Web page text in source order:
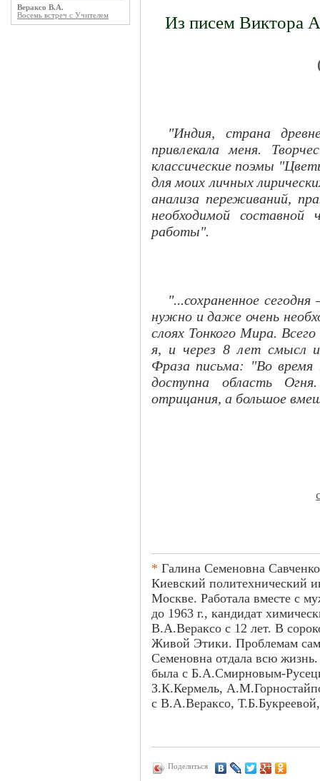
Вераксо В.А.
Восемь встреч с Учителем
Из писем Виктора
"Индия, страна
привлекала меня.
классические поэмы
для моих личных
анализа переживаний,
необходимой составной
работы".
"...сохраненное
нужно и даже очень
слоях Тонкого Мира.
я, и через 8 лет смысл
Фраза письма: "Во время
доступна область
отрицания, а большое
* Галина Семеновна
Киевский политехнический
Москве. Работала вместе
до 1963 г., кандидат
В.А.Вераксо с 12 лет. В
Живой Этики. Проблемам
Семеновна отдала всю
была с Б.А.Смирновым-
З.К.Кермель,
с В.А.Вераксо,
Поделиться